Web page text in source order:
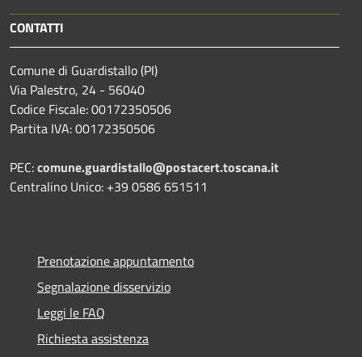
CONTATTI
Comune di Guardistallo (PI)
Via Palestro, 24 - 56040
Codice Fiscale: 00172350506
Partita IVA: 00172350506
PEC:comune.guardistallo@postacert.toscana.it
Centralino Unico: +39 0586 651511
Prenotazione appuntamento
Segnalazione disservizio
Leggi le FAQ
Richiesta assistenza